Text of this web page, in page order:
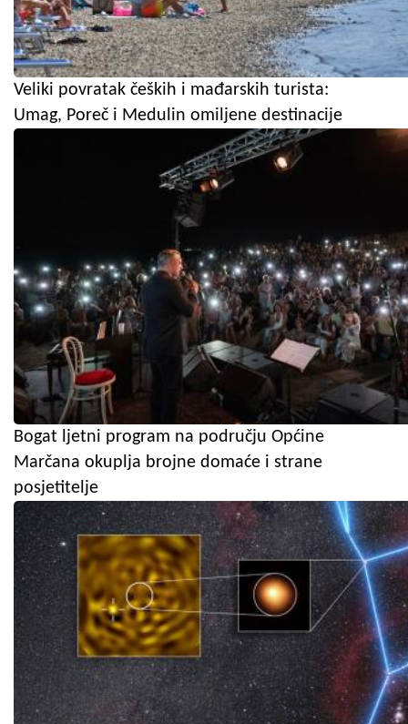
Veliki povratak čeških i mađarskih turista:
Umag, Poreč i Medulin omiljene destinacije
Bogat ljetni program na području Općine
Marčana okuplja brojne domaće i strane
posjetitelje